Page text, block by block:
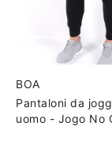
BOA
Pantaloni da
uomo - Jogo No